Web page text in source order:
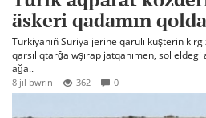
äskeri qadamın
Türkiyanıñ Süriya jerine qarulı küşterin
qarsılıqtarğa wşırap jatqanımen, sol
ağa..
8 jıl bwrın 362 0